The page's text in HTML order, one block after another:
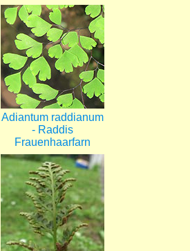
Bild
Adiantum raddianum
- Raddis
Frauenhaarfarn
Bild